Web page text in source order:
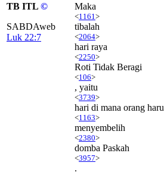
TB ITL ©
SABDAweb
Luk 22:7
Maka
<1161 >
tibalah
<2064>
hari raya
<2250>
Roti Tidak Beragi
<106>
, yaitu
<3739>
hari di mana orang
<1163>
menyembelih
<2380>
domba Paskah
<3957>
.